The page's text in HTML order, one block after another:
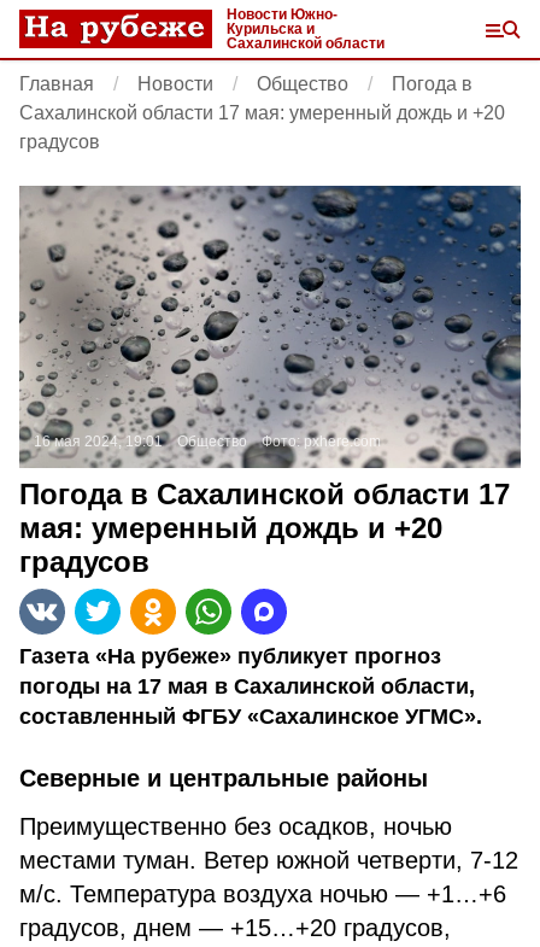
Новости Южно-
Курильска и
Сахалинской области
Главная Новости Общество
Погода в
Сахалинской области 17 мая: умеренный дождь и +20
градусов
16 мая 2024, 19:01 Общество Фото: pxhere.com
Погода в Сахалинской области 17
мая: умеренный дождь и +20
градусов
Газета «На рубеже» публикует прогноз
погоды на 17 мая в Сахалинской области,
составленный ФГБУ «Сахалинское УГМС».
Северные и центральные районы
Преимущественно без осадков, ночью
местами туман. Ветер южной четверти, 7-12
м/с. Температура воздуха ночью — +1…+6
градусов, днем — +15…+20 градусов,